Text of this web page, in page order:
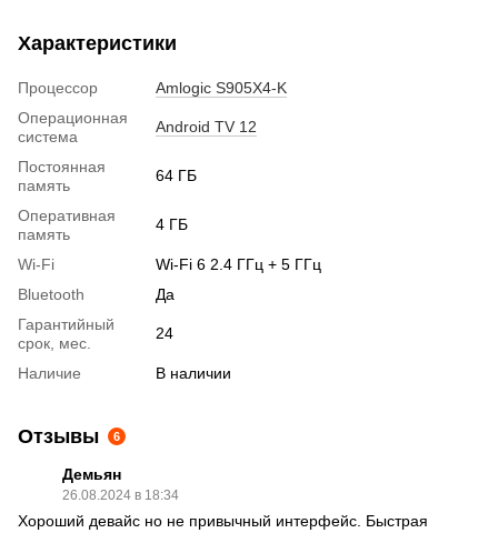
Характеристики
Процессор
Amlogic S905X4-K
Операционная
система
Android TV 12
Постоянная
память
64 ГБ
Оперативная
память
4 ГБ
Wi-Fi
Wi-Fi 6 2.4 ГГц + 5 ГГц
Bluetooth
Да
Гарантийный
срок, мес.
24
Наличие В наличии
Отзывы 6
Демьян
26.08.2024 в 18:34
Хороший девайс но не привычный интерфейс. Быстрая